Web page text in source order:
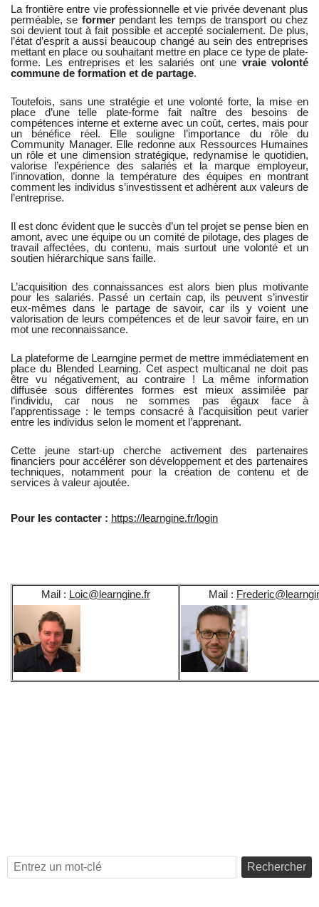
La frontière entre vie professionnelle et vie privée devenant plus
perméable, se formerpendant les temps de transport ou chez
soi devient tout à fait possible et accepté socialement. De plus,
l’état d’esprit a aussi beaucoup changé au sein des entreprises
mettant en place ou souhaitant mettre en place ce type de plate-
forme. Les entreprises et les salariés ont une vraie volonté
commune de formation et de partage.
Toutefois, sans une stratégie et une volonté forte, la mise en
place d’une telle plate-forme fait naître des besoins de
compétences interne et externe avec un coût, certes, mais pour
un bénéfice réel. Elle souligne l’importance du rôle du
Community Manager. Elle redonne aux Ressources Humaines
un rôle et une dimension stratégique, redynamise le quotidien,
valorise l’expérience des salariés et la marque employeur,
l’innovation, donne la température des équipes en montrant
comment les individus s’investissent et adhèrent aux valeurs de
l’entreprise.
Il est donc évident que le succès d’un tel projet se pense bien en
amont, avec une équipe ou un comité de pilotage, des plages de
travail affectées, du contenu, mais surtout une volonté et un
soutien hiérarchique sans faille.
L’acquisition des connaissances est alors bien plus motivante
pour les salariés. Passé un certain cap, ils peuvent s’investir
eux-mêmes dans le partage de savoir, car ils y voient une
valorisation de leurs compétences et de leur savoir faire, en un
mot une reconnaissance.
La plateforme de Learngine permet de mettre immédiatement en
place du Blended Learning. Cet aspect multicanal ne doit pas
être vu négativement, au contraire ! La même information
diffusée sous différentes formes est mieux assimilée par
l’individu, car nous ne sommes pas égaux face à
l’apprentissage : le temps consacré à l’acquisition peut varier
entre les individus selon le moment et l’apprenant.
Cette jeune start-up cherche activement des partenaires
financiers pour accélérer son développement et des partenaires
techniques, notamment pour la création de contenu et de
services à valeur ajoutée.
Pour les contacter : https://learngine.fr/login
Mail : Loic@learngine.fr Mail :
Rechercher